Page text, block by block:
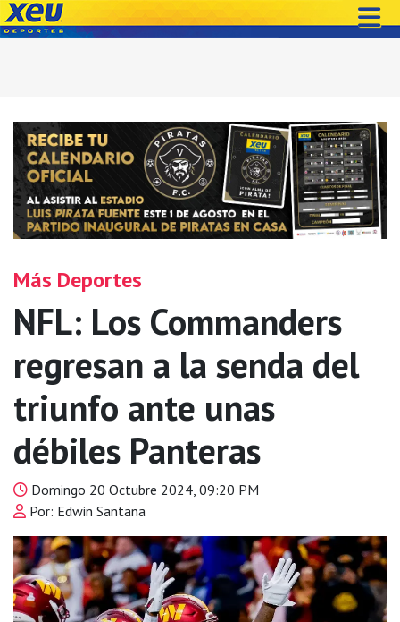
Más Deportes
NFL: Los Commanders
regresan a la senda del
triunfo ante unas
débiles Panteras
Domingo 20 Octubre 2024, 09:20 PM
Por: Edwin Santana